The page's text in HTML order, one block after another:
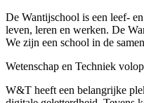
De Wantijschool is een leef-
leven, leren en werken. De
We zijn een school in de
Wetenschap en Techniek
W&T heeft een belangrijke